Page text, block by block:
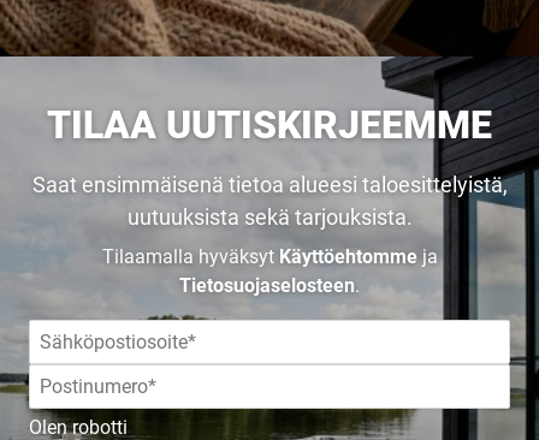
TILAA UUTISKIRJEEMME
Saat ensimmäisenä tietoa alueesi taloesittelyistä,
uutuuksista sekä tarjouksista.
Tilaamalla hyväksyt Käyttöehtommeja
Tietosuojaselosteen.
Olen robotti